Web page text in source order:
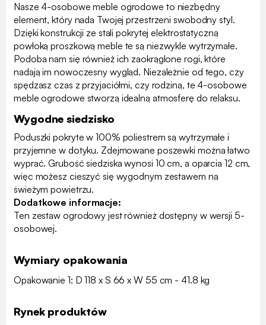
Nasze 4-osobowe meble ogrodowe to niezbędny
element, który nada Twojej przestrzeni swobodny styl.
Dzięki konstrukcji ze stali pokrytej elektrostatyczną
powłoką proszkową meble te są niezwykle wytrzymałe.
Podoba nam się również ich zaokrąglone rogi, które
nadają im nowoczesny wygląd. Niezależnie od tego, czy
spędzasz czas z przyjaciółmi, czy rodziną, te 4-osobowe
meble ogrodowe stworzą idealną atmosferę do relaksu.
Wygodne siedzisko
Poduszki pokryte w 100% poliestrem są wytrzymałe i
przyjemne w dotyku. Zdejmowane poszewki można łatwo
wyprać. Grubość siedziska wynosi 10 cm, a oparcia 12 cm,
więc możesz cieszyć się wygodnym zestawem na
świeżym powietrzu.
Dodatkowe informacje:
Ten zestaw ogrodowy jest również dostępny w wersji 5-
osobowej.
Wymiary opakowania
Opakowanie 1: D 118 x S 66 x W 55 cm - 41.8 kg
Rynek produktów